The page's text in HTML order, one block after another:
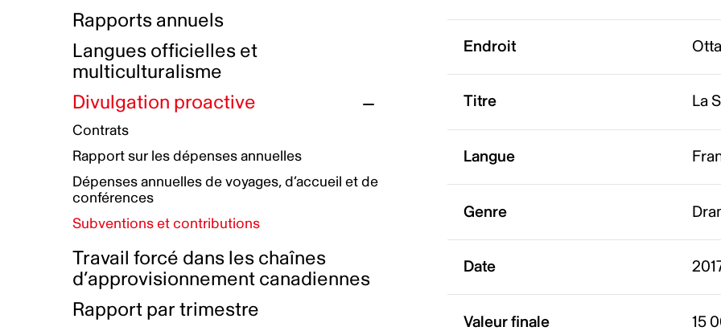
Initiatives autochtones
Plan de réconciliation autochtone
Groupe de travail autochtone
Principes directeurs sur le
harcèlement
Plan d’action pour la parité
Plan d'équité, de diversité,
d'inclusion et d'accessibilité
Boîte à outils pour le récit authentique
Collecte de données et l’auto-identification
Plan d'accessibilité
Rémunération et avantages
Prix et certifications
Nos valeurs d’entreprise
Rapports annuels
Langues officielles et
multiculturalisme
Divulgation proactive
Contrats
Rapport sur les dépenses annuelles
Dépenses annuelles de voyages, d’accueil et de
conférences
Subventions et contributions
Travail forcé dans les chaînes
d’approvisionnement canadiennes
Rapport par trimestre
Endroit
Titre La
Langue
Genre
Date
Valeur finale 15